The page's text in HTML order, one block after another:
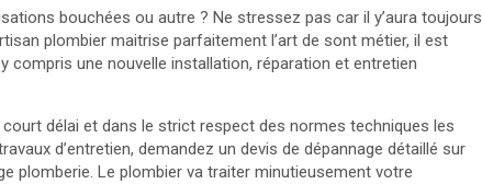
bouchées ou autre ? Ne stressez pas car il y’aura toujours
plombier maitrise parfaitement l’art de sont métier, il est
compris une nouvelle installation, réparation et entretien
délai et dans le strict respect des normes techniques les
d’entretien, demandez un devis de dépannage détaillé sur
plomberie. Le plombier va traiter minutieusement votre